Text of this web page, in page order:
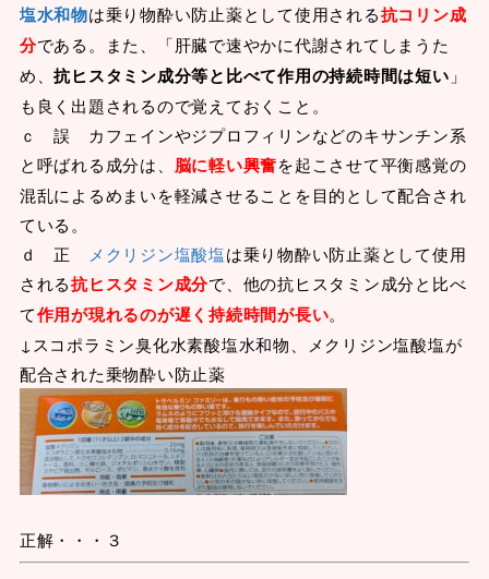
塩水和物は乗り物酔い防止薬として使用される抗コリン成
分である。また、「肝臓で速やかに代謝されてしまうた
め、抗ヒスタミン成分等と比べて作用の持続時間は短い 」
も良く出題されるので覚えておくこと。
ｃ 誤 カフェインやジプロフィリンなどのキサンチン系
と呼ばれる成分は、 脳に軽い興奮を起こさせて平衡感覚の
混乱によるめまいを軽減させることを目的として配合され
ている。
ｄ 正
メクリジン塩酸塩は乗り物酔い防止薬として使用
される抗ヒスタミン成分で、他の抗ヒスタミン成分と比べ
て作用が現れるのが遅く持続時間が長い。
↓スコポラミン臭化水素酸塩水和物、メクリジン塩酸塩が
配合された乗物酔い防止薬
正解・・・３